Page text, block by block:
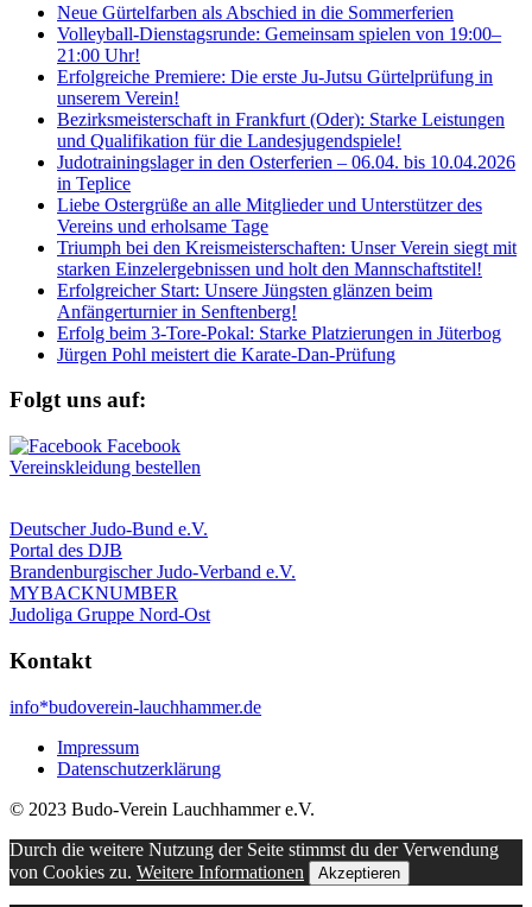
Neue Gürtelfarben als Abschied in die Sommerferien
Volleyball-Dienstagsrunde: Gemeinsam spielen von 19:00–
21:00 Uhr!
Erfolgreiche Premiere: Die erste Ju-Jutsu Gürtelprüfung in
unserem Verein!
Bezirksmeisterschaft in Frankfurt (Oder): Starke Leistungen
und Qualifikation für die Landesjugendspiele!
Judotrainingslager in den Osterferien – 06.04. bis 10.04.2026
in Teplice
Liebe Ostergrüße an alle Mitglieder und Unterstützer des
Vereins und erholsame Tage
Triumph bei den Kreismeisterschaften: Unser Verein siegt mit
starken Einzelergebnissen und holt den Mannschaftstitel!
Erfolgreicher Start: Unsere Jüngsten glänzen beim
Anfängerturnier in Senftenberg!
Erfolg beim 3-Tore-Pokal: Starke Platzierungen in Jüterbog
Jürgen Pohl meistert die Karate-Dan-Prüfung
Folgt uns auf:
Vereinskleidung bestellen
Deutscher Judo-Bund e.V.
Portal des DJB
Brandenburgischer Judo-Verband e.V.
MYBACKNUMBER
Judoliga Gruppe Nord-Ost
Kontakt
info*budoverein-lauchhammer.de
Impressum
Datenschutzerklärung
© 2023 Budo-Verein Lauchhammer e.V.
Durch die weitere Nutzung der Seite stimmst du der Verwendung
von Cookies zu. Weitere Informationen Akzeptieren